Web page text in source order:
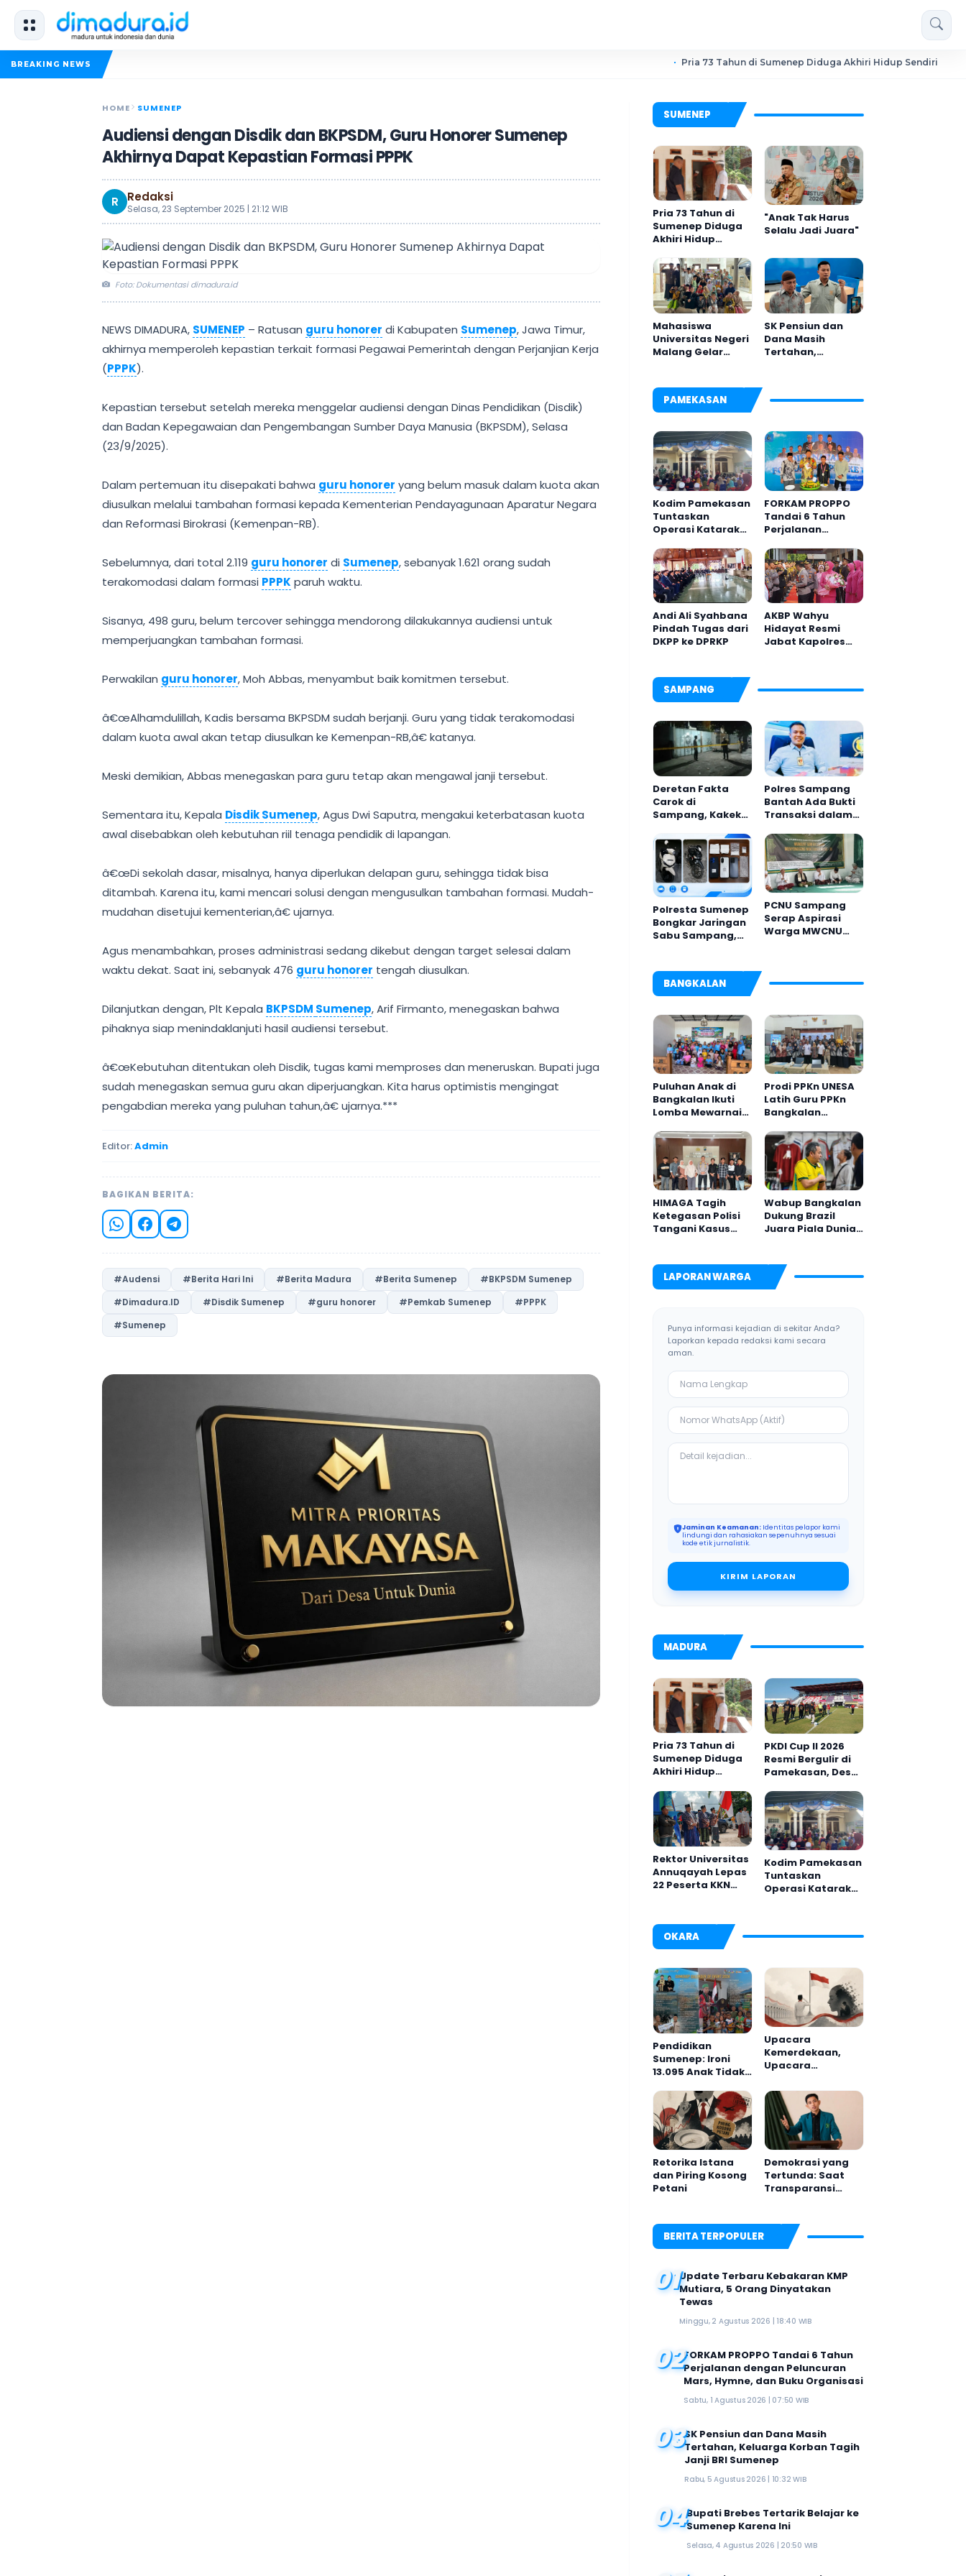
BREAKING NEWS Pria 73 Tahun di Sumenep Diduga Akhiri Hidup Sendiri PKDI
HOME SUMENEP
Audiensi dengan Disdik dan BKPSDM, Guru Honorer Sumenep
Akhirnya Dapat Kepastian Formasi PPPK
R Redaksi
Selasa, 23 September 2025 | 21:12 WIB
Foto: Dokumentasi dimadura.id
NEWS DIMADURA, SUMENEP – Ratusan guru honorer di Kabupaten Sumenep, Jawa Timur,
akhirnya memperoleh kepastian terkait formasi Pegawai Pemerintah dengan Perjanjian Kerja
(PPPK).
Kepastian tersebut setelah mereka menggelar audiensi dengan Dinas Pendidikan (Disdik)
dan Badan Kepegawaian dan Pengembangan Sumber Daya Manusia (BKPSDM), Selasa
(23/9/2025).
Dalam pertemuan itu disepakati bahwa guru honorer yang belum masuk dalam kuota akan
diusulkan melalui tambahan formasi kepada Kementerian Pendayagunaan Aparatur Negara
dan Reformasi Birokrasi (Kemenpan-RB).
Sebelumnya, dari total 2.119 guru honorer di Sumenep, sebanyak 1.621 orang sudah
terakomodasi dalam formasi PPPK paruh waktu.
Sisanya, 498 guru, belum tercover sehingga mendorong dilakukannya audiensi untuk
memperjuangkan tambahan formasi.
Perwakilan guru honorer, Moh Abbas, menyambut baik komitmen tersebut.
â€œAlhamdulillah, Kadis bersama BKPSDM sudah berjanji. Guru yang tidak terakomodasi
dalam kuota awal akan tetap diusulkan ke Kemenpan-RB,â€ katanya.
Meski demikian, Abbas menegaskan para guru tetap akan mengawal janji tersebut.
Sementara itu, Kepala DisdikSumenep, Agus Dwi Saputra, mengakui keterbatasan kuota
awal disebabkan oleh kebutuhan riil tenaga pendidik di lapangan.
â€œDi sekolah dasar, misalnya, hanya diperlukan delapan guru, sehingga tidak bisa
ditambah. Karena itu, kami mencari solusi dengan mengusulkan tambahan formasi. Mudah-
mudahan disetujui kementerian,â€ ujarnya.
Agus menambahkan, proses administrasi sedang dikebut dengan target selesai dalam
waktu dekat. Saat ini, sebanyak 476 guru honorer tengah diusulkan.
Dilanjutkan dengan, Plt Kepala BKPSDM Sumenep, Arif Firmanto, menegaskan bahwa
pihaknya siap menindaklanjuti hasil audiensi tersebut.
â€œKebutuhan ditentukan oleh Disdik, tugas kami memproses dan meneruskan. Bupati juga
sudah menegaskan semua guru akan diperjuangkan. Kita harus optimistis mengingat
pengabdian mereka yang puluhan tahun,â€ ujarnya.***
Editor:Admin
BAGIKAN BERITA:
#Audensi #Berita Hari Ini #Berita Madura #Berita Sumenep
#BKPSDM Sumenep
#Dimadura.ID
#Disdik Sumenep #guru honorer #Pemkab Sumenep
#PPPK
#Sumenep
SUMENEP
Pria 73 Tahun di
Sumenep Diduga
Akhiri Hidup
"Anak Tak Harus
Selalu Jadi Juara"
Mahasiswa
Universitas Negeri
Malang Gelar
SK Pensiun dan
Dana Masih
Tertahan,
PAMEKASAN
Kodim Pamekasan
Tuntaskan
Operasi Katarak
Kembali Melihat
Lebih Jelas
FORKAM PROPPO
Tandai 6 Tahun
Perjalanan
Peluncuran Mars,
Hymne, dan Buku
Organisasi
Andi Ali Syahbana
Pindah Tugas dari
DKPP ke DPRKP
AKBP Wahyu
Hidayat Resmi
Jabat Kapolres
SAMPANG
Deretan Fakta
Carok di
Sampang, Kakek
Melawan 2 Pria
Polres Sampang
Bantah Ada Bukti
Transaksi dalam
Anak 27 Tersangka
Polresta Sumenep
Bongkar Jaringan
Sabu Sampang,
PCNU Sampang
Serap Aspirasi
Warga MWCNU
BANGKALAN
Puluhan Anak di
Bangkalan Ikuti
Lomba Mewarnai
Keluarga
Prodi PPKn UNESA
Latih Guru PPKn
Bangkalan
Pembelajaran
Inovasi Teknologi
HIMAGA Tagih
Ketegasan Polisi
Tangani Kasus
Wabup Bangkalan
Dukung Brazil
Juara Piala Dunia
LAPORAN WARGA
Punya informasi kejadian di sekitar Anda?
Laporkan kepada redaksi kami secara
aman.
Jaminan Keamanan: Identitas pelapor kami
lindungi dan rahasiakan sepenuhnya sesuai
kode etik jurnalistik.
KIRIM LAPORAN
MADURA
Pria 73 Tahun di
Sumenep Diduga
Akhiri Hidup
PKDI Cup II 2026
Resmi Bergulir di
Pamekasan, Desa
Tiket ke Tingkat
Nasional
Rektor Universitas
Annuqayah Lepas
22 Peserta KKN
Jeddah
Kodim Pamekasan
Tuntaskan
Operasi Katarak
OKARA
Pendidikan
Sumenep: Ironi
13.095 Anak Tidak
Menyaksikan
Semarak Festival
Kalender Event
2026
Upacara
Kemerdekaan,
Upacara
Retorika Istana
dan Piring Kosong
Petani
Demokrasi yang
Tertunda: Saat
Transparansi
BERITA TERPOPULER
01Update Terbaru Kebakaran KMP
Mutiara, 5 Orang Dinyatakan
Tewas
Minggu, 2 Agustus 2026 | 18:40 WIB
02FORKAM PROPPO Tandai 6 Tahun
Perjalanan dengan Peluncuran
Mars, Hymne, dan Buku Organisasi
Sabtu, 1 Agustus 2026 | 07:50 WIB
03SK Pensiun dan Dana Masih
Tertahan, Keluarga Korban Tagih
Janji BRI Sumenep
Rabu, 5 Agustus 2026 | 10:32 WIB
04Bupati Brebes Tertarik Belajar ke
Sumenep Karena Ini
Selasa, 4 Agustus 2026 | 20:50 WIB